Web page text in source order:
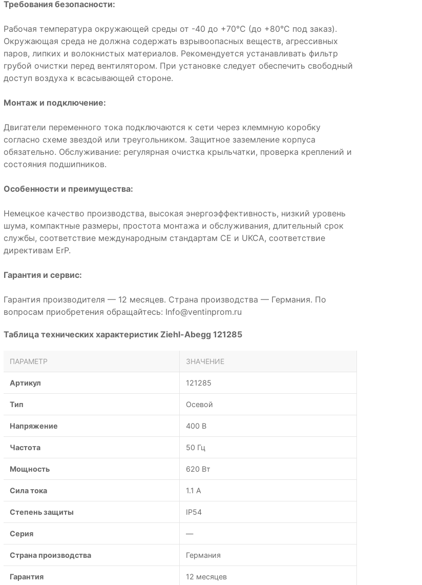
Требования безопасности:
Рабочая температура окружающей среды от -40 до +70°C (до +80°C под заказ).
Окружающая среда не должна содержать взрывоопасных веществ, агрессивных
паров, липких и волокнистых материалов. Рекомендуется устанавливать фильтр
грубой очистки перед вентилятором. При установке следует обеспечить свободный
доступ воздуха к всасывающей стороне.
Монтаж и подключение:
Двигатели переменного тока подключаются к сети через клеммную коробку
согласно схеме звездой или треугольником. Защитное заземление корпуса
обязательно. Обслуживание: регулярная очистка крыльчатки, проверка креплений и
состояния подшипников.
Особенности и преимущества:
Немецкое качество производства, высокая энергоэффективность, низкий уровень
шума, компактные размеры, простота монтажа и обслуживания, длительный срок
службы, соответствие международным стандартам CE и UKCA, соответствие
директивам ErP.
Гарантия и сервис:
Гарантия производителя — 12 месяцев. Страна производства — Германия. По
вопросам приобретения обращайтесь: Info@ventinprom.ru
Таблица технических характеристик Ziehl-Abegg 121285
ПАРАМЕТР ЗНАЧЕНИЕ
Артикул 121285
Тип Осевой
Напряжение 400 В
Частота 50 Гц
Мощность 620 Вт
Сила тока 1.1 А
Степень защиты IP54
Серия —
Страна производства Германия
Гарантия 12 месяцев